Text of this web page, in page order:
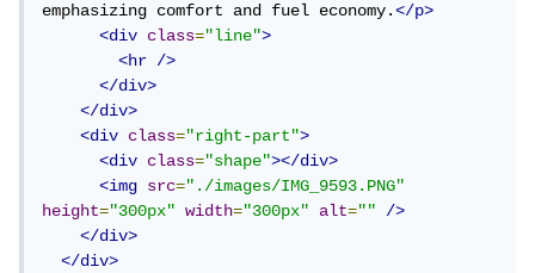
emphasizing comfort and fuel economy.</p>
<div
class="line">
<hr
/>
</div>
</div>
<div
class="right-part">
<div
class="shape"></div>
<img
src="./images/IMG_9593.PNG"
height="300px" width="300px" alt=""
/>
</div>
</div>